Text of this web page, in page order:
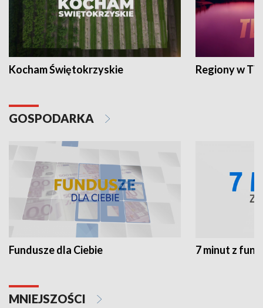
Kocham Świętokrzyskie Regiony w
GOSPODARKA
Fundusze dla Ciebie 7 minut z
MNIEJSZOŚCI